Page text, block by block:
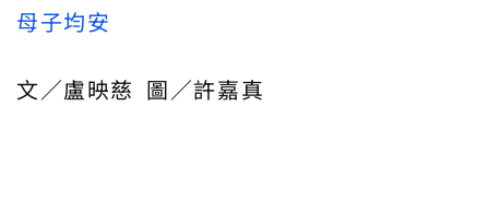
母子均安
文／盧映慈 圖／許嘉真